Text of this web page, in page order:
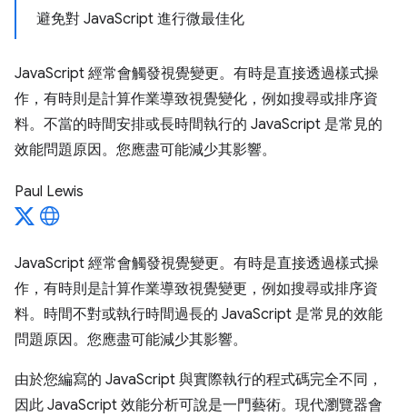
避免對 JavaScript 進行微最佳化
JavaScript 經常會觸發視覺變更。有時是直接透過樣式操
作，有時則是計算作業導致視覺變化，例如搜尋或排序資
料。不當的時間安排或長時間執行的 JavaScript 是常見的
效能問題原因。您應盡可能減少其影響。
Paul Lewis
JavaScript 經常會觸發視覺變更。有時是直接透過樣式操
作，有時則是計算作業導致視覺變更，例如搜尋或排序資
料。時間不對或執行時間過長的 JavaScript 是常見的效能
問題原因。您應盡可能減少其影響。
由於您編寫的 JavaScript 與實際執行的程式碼完全不同，
因此 JavaScript 效能分析可說是一門藝術。現代瀏覽器會